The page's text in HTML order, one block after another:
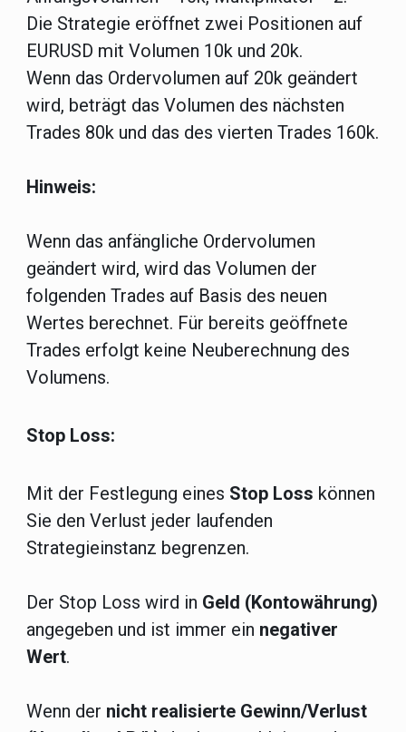
Die Strategie eröffnet zwei Positionen auf
EURUSD mit Volumen 10k und 20k.
Wenn das Ordervolumen auf 20k geändert
wird, beträgt das Volumen des nächsten
Trades 80k und das des vierten Trades 160k.
Hinweis:
Wenn das anfängliche Ordervolumen
geändert wird, wird das Volumen der
folgenden Trades auf Basis des neuen
Wertes berechnet. Für bereits geöffnete
Trades erfolgt keine Neuberechnung des
Volumens.
Stop Loss:
Mit der Festlegung eines Stop Loss können
Sie den Verlust jeder laufenden
Strategieinstanz begrenzen.
Der Stop Loss wird in Geld (Kontowährung)
angegeben und ist immer ein negativer
Wert.
Wenn der nicht realisierte Gewinn/Verlust